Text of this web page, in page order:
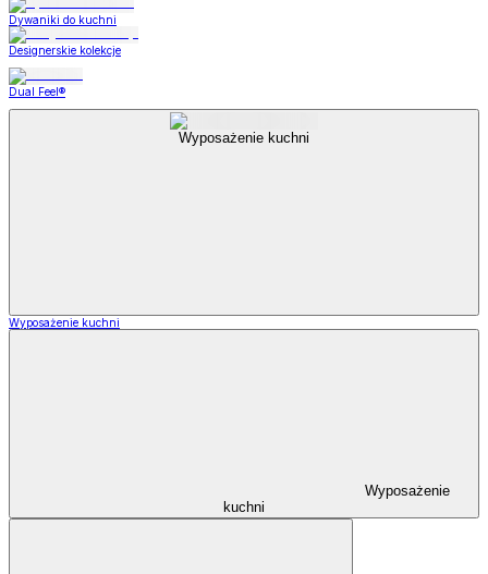
Dywaniki do kuchni
Designerskie kolekcje
Dual Feel®
Wyposażenie kuchni
Wyposażenie kuchni
Wyposażenie
kuchni